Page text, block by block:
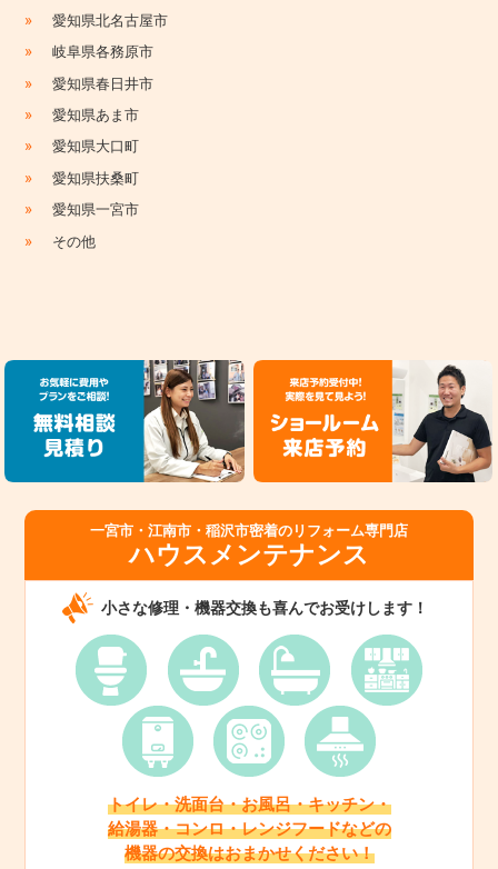
» 愛知県北名古屋市
» 岐阜県各務原市
» 愛知県春日井市
» 愛知県あま市
» 愛知県大口町
» 愛知県扶桑町
» 愛知県一宮市
» その他
一宮市・江南市・稲沢市密着のリフォーム専門店
ハウスメンテナンス
小さな修理・機器交換も喜んでお受けします！
トイレ・洗面台・お風呂・キッチン・
給湯器・コンロ・レンジフードなどの
機器の交換はおまかせください！